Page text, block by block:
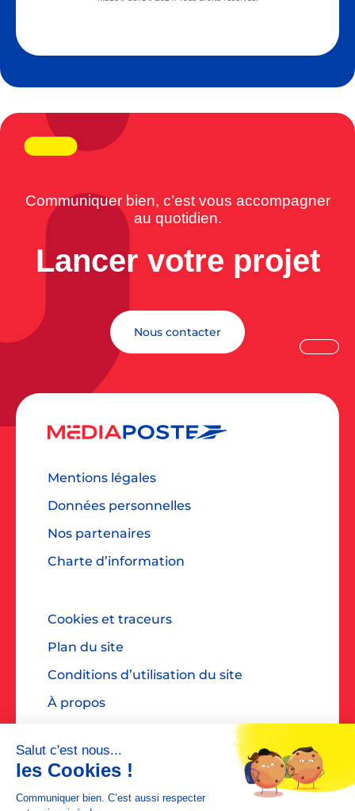
Communiquer bien, c’est vous accompagner
au quotidien.
Lancer votre projet
Nous contacter
Mentions légales
Données personnelles
Nos partenaires
Charte d’information
Cookies et traceurs
Plan du site
Conditions d’utilisation du site
À propos
Accessibilité : non conforme
Contact presse : diane@dialoguespr.fr